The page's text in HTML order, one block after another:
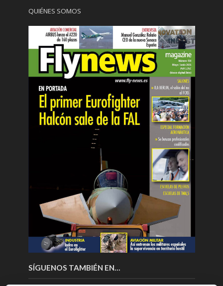
QUIÉNES SOMOS
SÍGUENOS TAMBIÉN EN…